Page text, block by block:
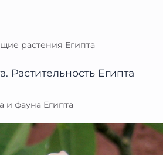
растения Египта
и фауна Египта